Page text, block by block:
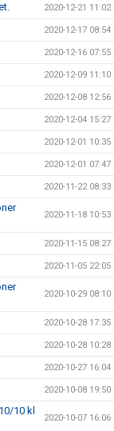
2020-12-21 11:02
2020-12-17 08:54
2020-12-16 07:55
2020-12-09 11:10
2020-12-08 12:56
2020-12-04 15:27
2020-12-01 10:35
2020-12-01 07:47
2020-11-22 08:33
2020-11-18 10:53
2020-11-15 08:27
2020-11-05 22:05
2020-10-29 08:10
2020-10-28 17:35
2020-10-28 10:28
2020-10-27 16:04
2020-10-08 19:50
10 kl
2020-10-07 16:06